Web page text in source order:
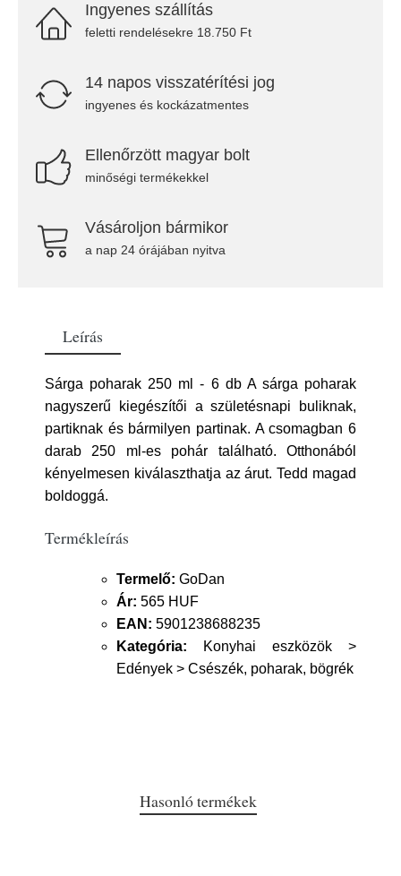
Ingyenes szállítás
feletti rendelésekre 18.750 Ft
14 napos visszatérítési jog
ingyenes és kockázatmentes
Ellenőrzött magyar bolt
minőségi termékekkel
Vásároljon bármikor
a nap 24 órájában nyitva
Leírás
Sárga poharak 250 ml - 6 db A sárga poharak
nagyszerű kiegészítői a születésnapi buliknak,
partiknak és bármilyen partinak. A csomagban 6
darab 250 ml-es pohár található. Otthonából
kényelmesen kiválaszthatja az árut. Tedd magad
boldoggá.
Termékleírás
Termelő: GoDan
Ár: 565 HUF
EAN: 5901238688235
Kategória: Konyhai eszközök >
Edények > Csészék, poharak, bögrék
Hasonló termékek